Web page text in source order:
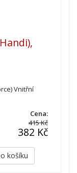
Vnitřní
Cena:
415 Kč
382 Kč
košíku